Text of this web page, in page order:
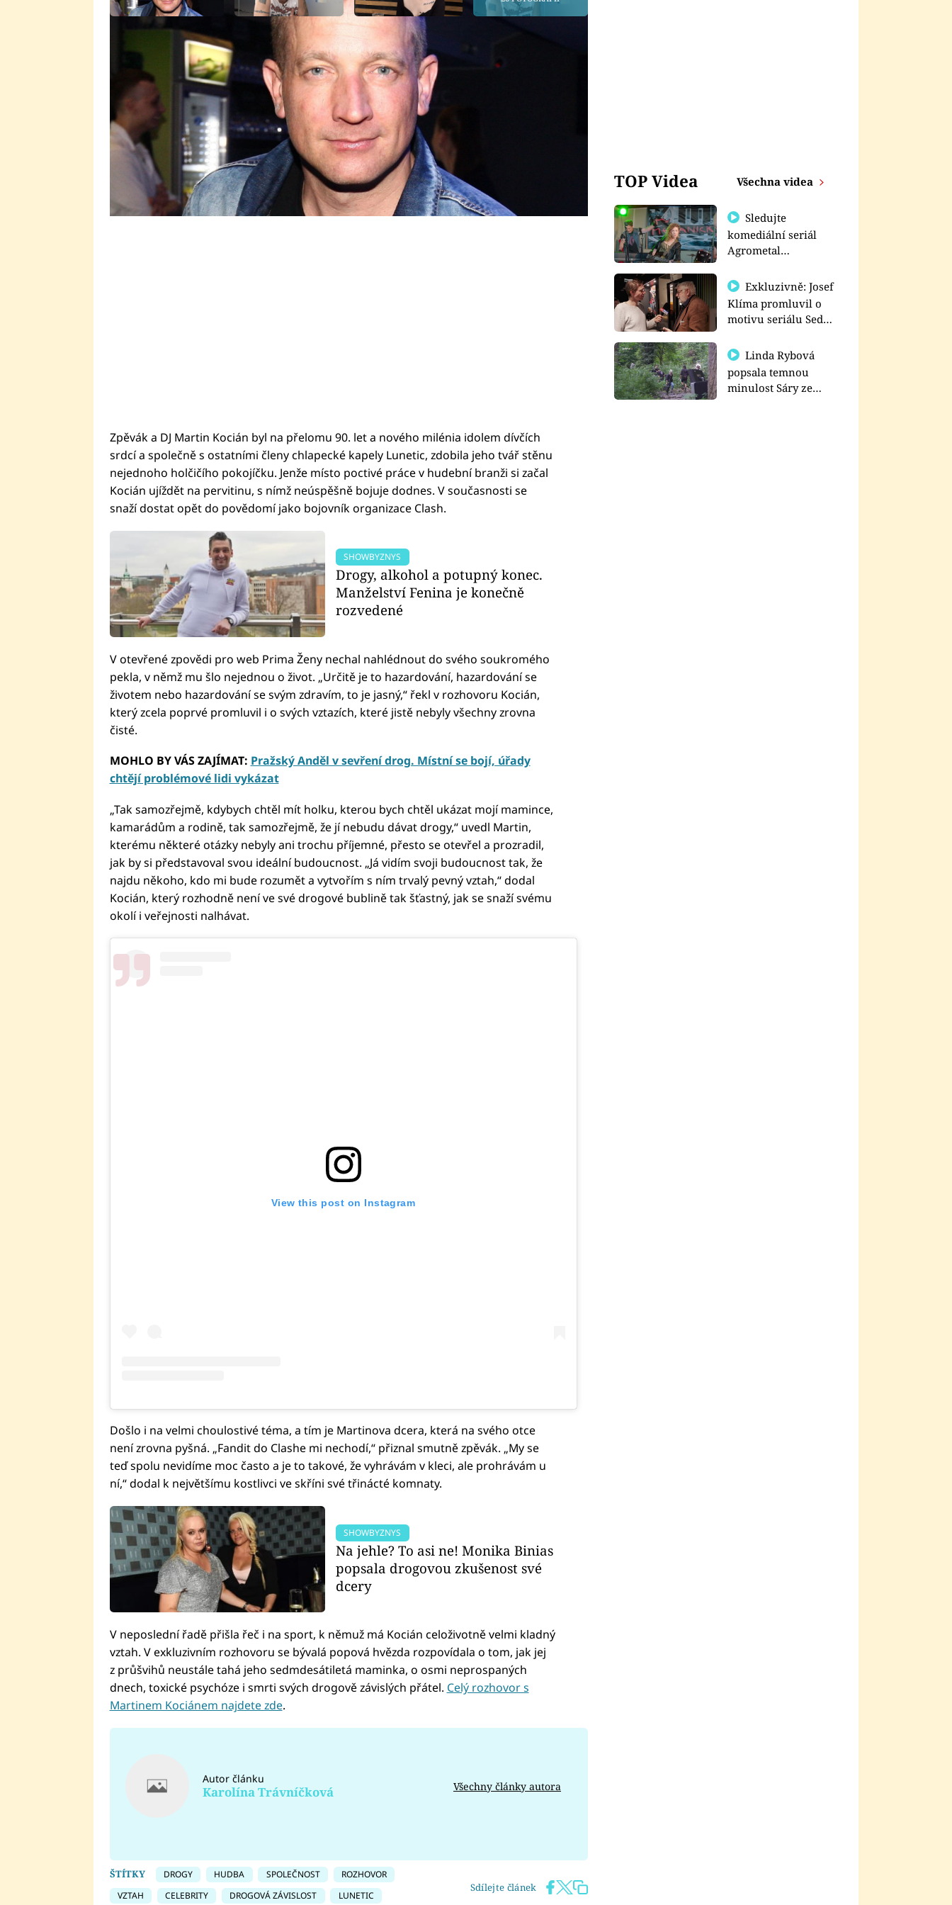
Martin Kocián měl před sebou zářnou budoucnost. Díky hudební
skupině Lunetic, jíž byl součástí, měl slávu, peníze i přízeň žen. On si
ale vybral zcela jinou cestu a propadl závislosti na ilegálních látkách a
více než hudbou se proslavil svými drogovými eskapádami. Dnes se
opět snaží dostat na vrchol prostřednictvím organizace Clash. V
rozhovoru pro web Prima Ženy promluvil o pervitinu, dceři, své
mamince i zaměstnáních, která vystřídal.
Zpěvák a DJ Martin Kocián byl na přelomu 90. let a nového milénia idolem dívčích
srdcí a společně s ostatními členy chlapecké kapely Lunetic, zdobila jeho tvář stěnu
nejednoho holčičího pokojíčku. Jenže místo poctivé práce v hudební branži si začal
Kocián ujíždět na pervitinu, s nímž neúspěšně bojuje dodnes. V současnosti se
snaží dostat opět do povědomí jako bojovník organizace Clash.
SHOWBYZNYS
Drogy, alkohol a potupný konec.
Manželství Fenina je konečně
rozvedené
V otevřené zpovědi pro web Prima Ženy nechal nahlédnout do svého soukromého
pekla, v němž mu šlo nejednou o život. „Určitě je to hazardování, hazardování se
životem nebo hazardování se svým zdravím, to je jasný,“ řekl v rozhovoru Kocián,
který zcela poprvé promluvil i o svých vztazích, které jistě nebyly všechny zrovna
čisté.
MOHLO BY VÁS ZAJÍMAT: Pražský Anděl v sevření drog. Místní se bojí, úřady
chtějí problémové lidi vykázat
„Tak samozřejmě, kdybych chtěl mít holku, kterou bych chtěl ukázat mojí mamince,
kamarádům a rodině, tak samozřejmě, že jí nebudu dávat drogy,“ uvedl Martin,
kterému některé otázky nebyly ani trochu příjemné, přesto se otevřel a prozradil,
jak by si představoval svou ideální budoucnost. „Já vidím svoji budoucnost tak, že
najdu někoho, kdo mi bude rozumět a vytvořím s ním trvalý pevný vztah,“ dodal
Kocián, který rozhodně není ve své drogové bublině tak šťastný, jak se snaží svému
okolí i veřejnosti nalhávat.
View this post on Instagram
Došlo i na velmi choulostivé téma, a tím je Martinova dcera, která na svého otce
není zrovna pyšná. „Fandit do Clashe mi nechodí,“ přiznal smutně zpěvák. „My se
teď spolu nevidíme moc často a je to takové, že vyhrávám v kleci, ale prohrávám u
ní,“ dodal k největšímu kostlivci ve skříni své třinácté komnaty.
SHOWBYZNYS
Na jehle? To asi ne! Monika Binias
popsala drogovou zkušenost své
dcery
V neposlední řadě přišla řeč i na sport, k němuž má Kocián celoživotně velmi kladný
vztah. V exkluzivním rozhovoru se bývalá popová hvězda rozpovídala o tom, jak jej
z průšvihů neustále tahá jeho sedmdesátiletá maminka, o osmi neprospaných
dnech, toxické psychóze i smrti svých drogově závislých přátel. Celý rozhovor s
Martinem Kociánem najdete zde.
Autor článku
Karolína Trávníčková Všechny články autora
Sdílejte článek
ŠTÍTKY DROGY HUDBA SPOLEČNOST
ROZHOVOR
VZTAH
CELEBRITY DROGOVÁ ZÁVISLOST LUNETIC
TOP Videa Všechna videa
Sledujte
komediální seriál
Agrometal
prima+
Exkluzivně: Josef
Klíma promluvil o
motivu seriálu Sedm
Linda Rybová
popsala temnou
minulost Sáry ze